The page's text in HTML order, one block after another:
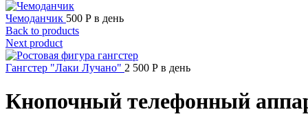
Чемоданчик 500 Р в день
Back to products
Next product
Гангстер "Лаки Лучано" 2 500 Р в день
Кнопочный телефонный